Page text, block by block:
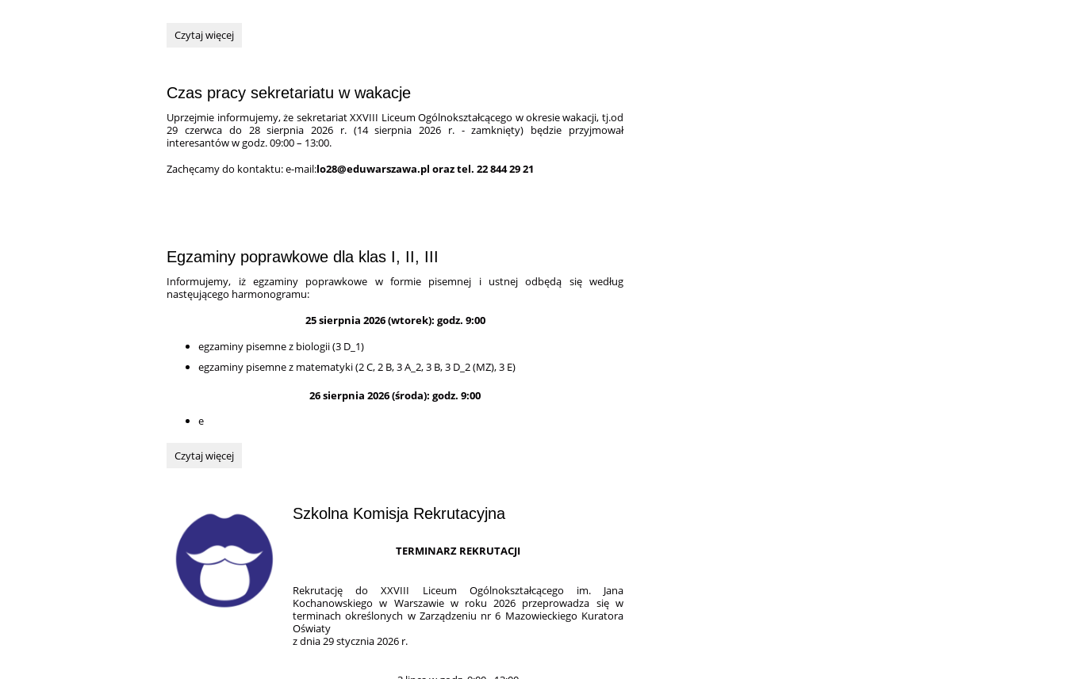
Świadectwa
Czytaj więcej
Czas pracy sekretariatu w wakacje
Uprzejmie informujemy, że sekretariat XXVIII Liceum Ogólnokształcącego w okresie wakacji, tj.od
29 czerwca do 28 sierpnia 2026 r. (14 sierpnia 2026 r. - zamknięty) będzie przyjmował
interesantów w godz. 09:00 – 13:00.
Zachęcamy do kontaktu: e-mail:lo28@eduwarszawa.pl oraz tel. 22 844 29 21
Egzaminy poprawkowe dla klas I, II, III
Informujemy, iż egzaminy poprawkowe w formie pisemnej i ustnej odbędą się według
nastęującego harmonogramu:
25 sierpnia 2026 (wtorek): godz. 9:00
egzaminy pisemne z biologii (3 D_1)
egzaminy pisemne z matematyki (2 C, 2 B, 3 A_2, 3 B, 3 D_2 (MZ), 3 E)
26 sierpnia 2026 (środa): godz. 9:00
e
Egzaminy
III:
Czytaj więcej
Szkolna Komisja Rekrutacyjna
TERMINARZ REKRUTACJI
Rekrutację do XXVIII Liceum Ogólnokształcącego im. Jana
Kochanowskiego w Warszawie w roku 2026 przeprowadza się w
terminach określonych w Zarządzeniu nr 6 Mazowieckiego Kuratora
Oświaty
z dnia 29 stycznia 2026 r.